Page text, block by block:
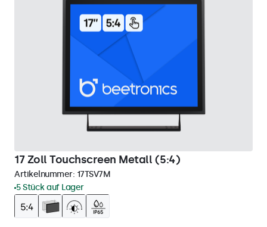
17 Zoll Touchscreen Metall (5:4)
Artikelnummer: 17TSV7M
5 Stück auf Lager